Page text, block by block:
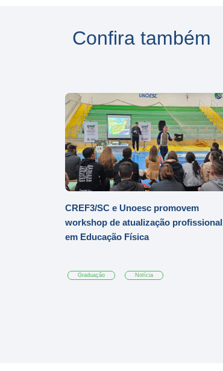
Confira também
CREF3/SC e Unoesc promovem
workshop de atualização profissional
em Educação Física
Graduação Notícia